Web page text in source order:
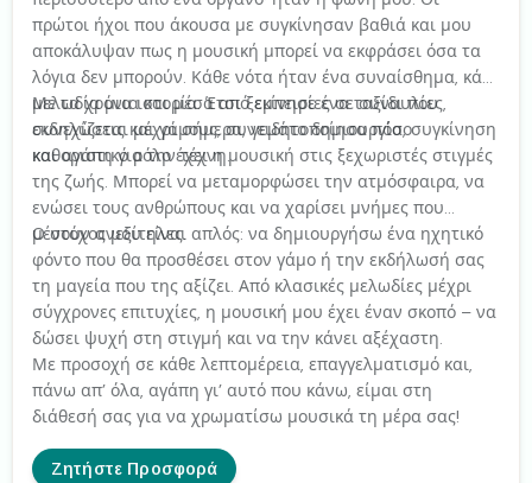
πρώτοι ήχοι που άκουσα με συγκίνησαν βαθιά και μου
αποκάλυψαν πως η μουσική μπορεί να εκφράσει όσα τα
λόγια δεν μπορούν. Κάθε νότα ήταν ένα συναίσθημα, κάθε
μελωδία μια ιστορία. Έτσι ξεκίνησε ένα ταξίδι που
συνεχίζεται μέχρι σήμερα, γεμάτο δημιουργία, συγκίνηση
και αγάπη για την τέχνη.
Με τα χρόνια και μέσα από εμπειρίες σε συναυλίες,
εκδηλώσεις και γάμους, συνειδητοποίησα πόσο
καθοριστικό ρόλο έχει η μουσική στις ξεχωριστές στιγμές
της ζωής. Μπορεί να μεταμορφώσει την ατμόσφαιρα, να
ενώσει τους ανθρώπους και να χαρίσει μνήμες που
μένουν ανεξίτηλες.
Ο στόχος μου είναι απλός: να δημιουργήσω ένα ηχητικό
φόντο που θα προσθέσει στον γάμο ή την εκδήλωσή σας
τη μαγεία που της αξίζει. Από κλασικές μελωδίες μέχρι
σύγχρονες επιτυχίες, η μουσική μου έχει έναν σκοπό – να
δώσει ψυχή στη στιγμή και να την κάνει αξέχαστη.
Με προσοχή σε κάθε λεπτομέρεια, επαγγελματισμό και,
πάνω απ’ όλα, αγάπη γι’ αυτό που κάνω, είμαι στη
διάθεσή σας για να χρωματίσω μουσικά τη μέρα σας!
Ζητήστε Προσφορά